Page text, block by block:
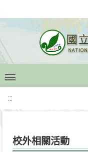
:::
校外相關活動